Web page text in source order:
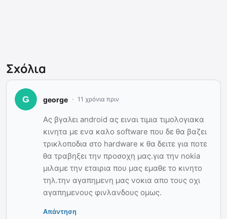
Σχόλια
george 11 χρόνια πριν
Ας βγαλει android ας ειναι τιμια τιμολογιακα
κινητα με ενα καλο software που δε θα βαζει
τρικλοποδια στο hardware κ θα δειτε για ποτε
θα τραβηξει την προσοχη μας.για την nokia
μιλαμε την εταιρια που μας εμαθε το κινητο
τηλ.την αγαπημενη μας νοκια απο τους οχι
αγαπημενους φινλανδους ομως.
Απάντηση